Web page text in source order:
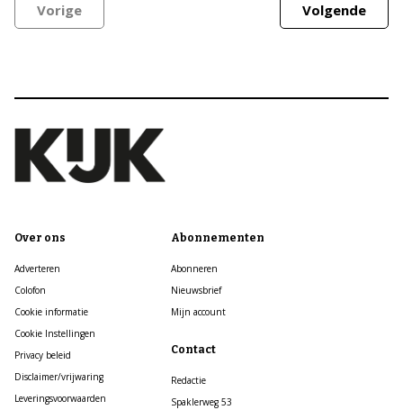
Vorige Volgende
Over ons
Adverteren
Colofon
Cookie informatie
Cookie Instellingen
Privacy beleid
Disclaimer/vrijwaring
Leveringsvoorwaarden
Abonnementen
Abonneren
Nieuwsbrief
Mijn account
Contact
Redactie
Spaklerweg 53